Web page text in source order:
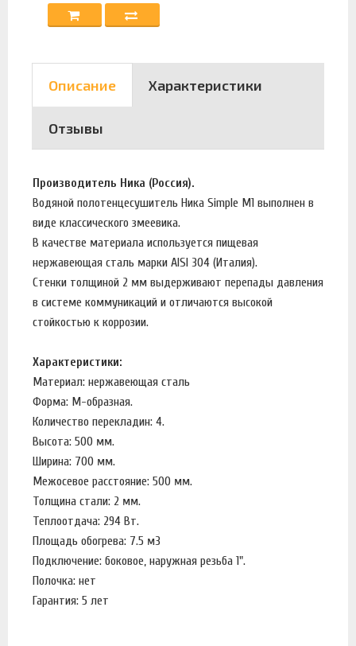
Описание Характеристики
Отзывы
Производитель Ника (Россия).
Водяной полотенцесушитель Ника Simple М1 выполнен в
виде классического змеевика.
В качестве материала используется пищевая
нержавеющая сталь марки AISI 304 (Италия).
Стенки толщиной 2 мм выдерживают перепады давления
в системе коммуникаций и отличаются высокой
стойкостью к коррозии.
Характеристики:
Материал: нержавеющая сталь
Форма: М-образная.
Количество перекладин: 4.
Высота: 500 мм.
Ширина: 700 мм.
Межосевое расстояние: 500 мм.
Толщина стали: 2 мм.
Теплоотдача: 294 Вт.
Площадь обогрева: 7.5 м3
Подключение: боковое, наружная резьба 1".
Полочка: нет
Гарантия: 5 лет